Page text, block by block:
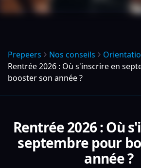
Prepeers Nos conseils
Rentrée 2026 : Où s'inscrire en
booster son année ?
Rentrée 2026 : Où
septembre pour
année ?